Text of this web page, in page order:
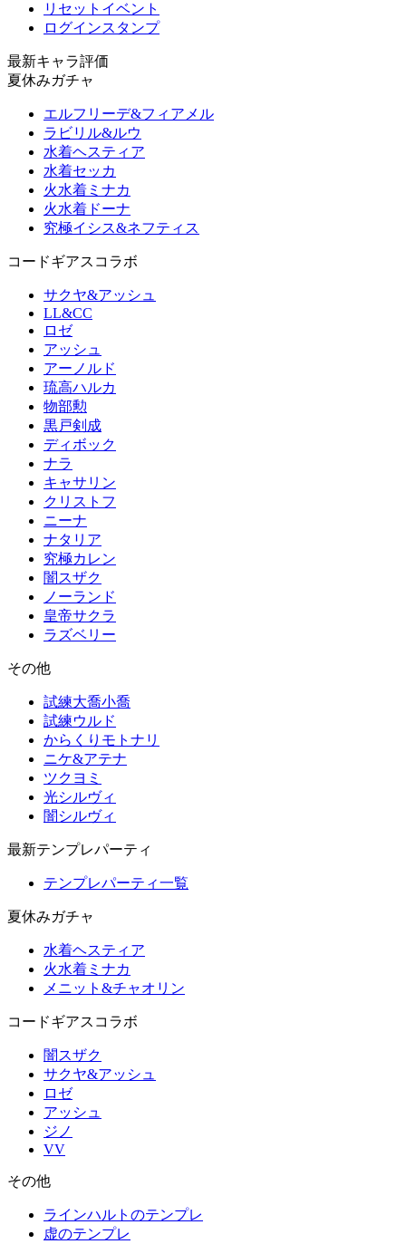
リセットイベント
ログインスタンプ
最新キャラ評価
夏休みガチャ
エルフリーデ&フィアメル
ラビリル&ルウ
水着ヘスティア
水着セッカ
火水着ミナカ
火水着ドーナ
究極イシス&ネフティス
コードギアスコラボ
サクヤ&アッシュ
LL&CC
ロゼ
アッシュ
アーノルド
琉高ハルカ
物部勲
黒戸剣成
ディボック
ナラ
キャサリン
クリストフ
ニーナ
ナタリア
究極カレン
闇スザク
ノーランド
皇帝サクラ
ラズベリー
その他
試練大喬小喬
試練ウルド
からくりモトナリ
ニケ&アテナ
ツクヨミ
光シルヴィ
闇シルヴィ
最新テンプレパーティ
テンプレパーティ一覧
夏休みガチャ
水着ヘスティア
火水着ミナカ
メニット&チャオリン
コードギアスコラボ
闇スザク
サクヤ&アッシュ
ロゼ
アッシュ
ジノ
VV
その他
ラインハルトのテンプレ
虚のテンプレ